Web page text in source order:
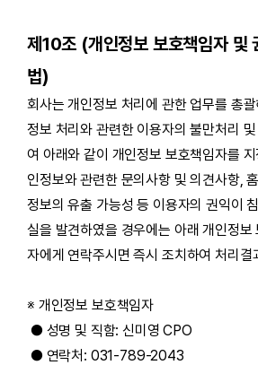
제10조 (개인정보 보호책임자 및
법)
회사는 개인정보 처리에 관한 업무를 총
정보 처리와 관련한 이용자의 불만처리
여 아래와 같이 개인정보 보호책임자를
인정보와 관련한 문의사항 및 의견사항,
정보의 유출 가능성 등 이용자의 권익이
실을 발견하였을 경우에는 아래 개인정보
자에게 연락주시면 즉시 조치하여 처리결
※ 개인정보 보호책임자
● 성명 및 직함: 신미영 CPO
● 연락처: 031-789-2043